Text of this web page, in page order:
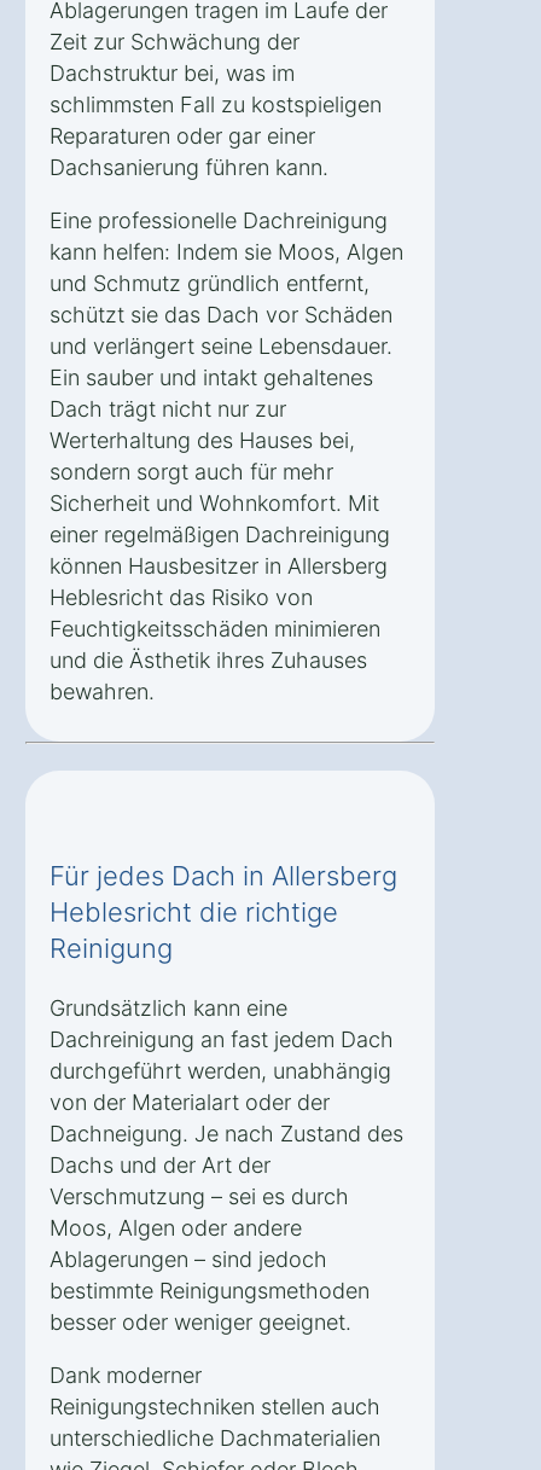
Ablagerungen tragen im Laufe der
Zeit zur Schwächung der
Dachstruktur bei, was im
schlimmsten Fall zu kostspieligen
Reparaturen oder gar einer
Dachsanierung führen kann.
Eine professionelle Dachreinigung
kann helfen: Indem sie Moos, Algen
und Schmutz gründlich entfernt,
schützt sie das Dach vor Schäden
und verlängert seine Lebensdauer.
Ein sauber und intakt gehaltenes
Dach trägt nicht nur zur
Werterhaltung des Hauses bei,
sondern sorgt auch für mehr
Sicherheit und Wohnkomfort. Mit
einer regelmäßigen Dachreinigung
können Hausbesitzer in Allersberg
Heblesricht das Risiko von
Feuchtigkeitsschäden minimieren
und die Ästhetik ihres Zuhauses
bewahren.
Für jedes Dach in Allersberg
Heblesricht die richtige
Reinigung
Grundsätzlich kann eine
Dachreinigung an fast jedem Dach
durchgeführt werden, unabhängig
von der Materialart oder der
Dachneigung. Je nach Zustand des
Dachs und der Art der
Verschmutzung – sei es durch
Moos, Algen oder andere
Ablagerungen – sind jedoch
bestimmte Reinigungsmethoden
besser oder weniger geeignet.
Dank moderner
Reinigungstechniken stellen auch
unterschiedliche Dachmaterialien